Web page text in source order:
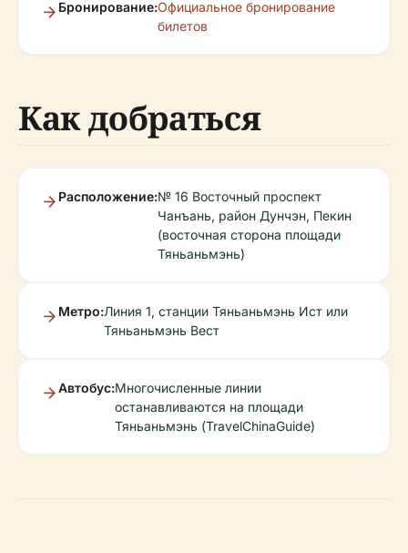
Бронирование:Официальное бронирование
билетов
Как добраться
Расположение:№ 16 Восточный проспект
Чанъань, район Дунчэн, Пекин
(восточная сторона площади
Тяньаньмэнь)
Метро:Линия 1, станции Тяньаньмэнь Ист или
Тяньаньмэнь Вест
Автобус:Многочисленные линии
останавливаются на площади
Тяньаньмэнь (TravelChinaGuide)